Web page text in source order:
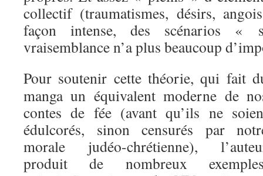
collectif (traumatismes, désirs,
façon intense, des scénarios «
vraisemblance n’a plus beaucoup
Pour soutenir cette théorie, qui fait
manga un équivalent moderne de
contes de fée (avant qu’ils ne
édulcorés, sinon censurés par
morale judéo-chrétienne),
produit de nombreux